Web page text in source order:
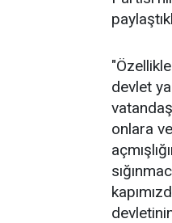
devlet
onlara